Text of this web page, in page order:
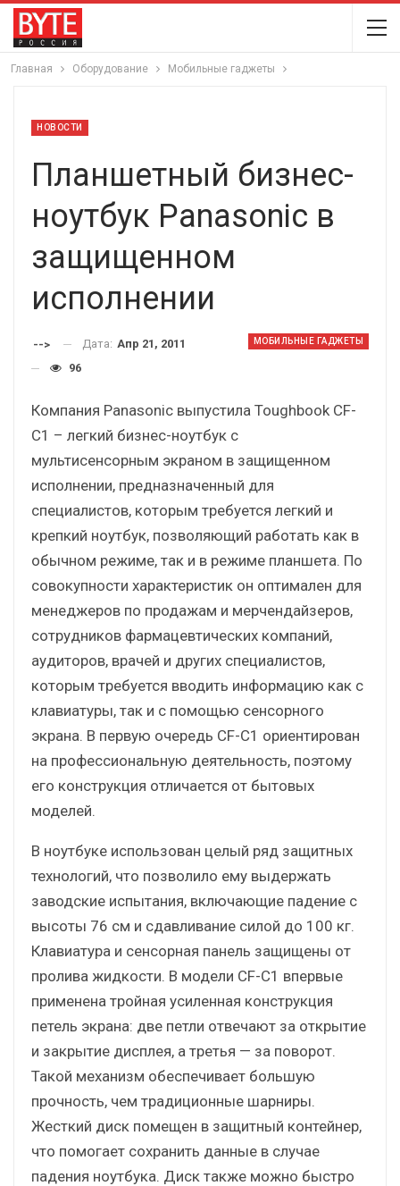
Главная Оборудование Мобильные гаджеты
НОВОСТИ
Планшетный бизнес-
ноутбук Panasonic в
защищенном
исполнении
МОБИЛЬНЫЕ ГАДЖЕТЫ
--> Дата: Апр 21, 2011
96
Компания Panasonic выпустила Toughbook CF-
C1 – легкий бизнес-ноутбук с
мультисенсорным экраном в защищенном
исполнении, предназначенный для
специалистов, которым требуется легкий и
крепкий ноутбук, позволяющий работать как в
обычном режиме, так и в режиме планшета. По
совокупности характеристик он оптимален для
менеджеров по продажам и мерчендайзеров,
сотрудников фармацевтических компаний,
аудиторов, врачей и других специалистов,
которым требуется вводить информацию как с
клавиатуры, так и с помощью сенсорного
экрана. В первую очередь CF-C1 ориентирован
на профессиональную деятельность, поэтому
его конструкция отличается от бытовых
моделей.
В ноутбуке использован целый ряд защитных
технологий, что позволило ему выдержать
заводские испытания, включающие падение с
высоты 76 см и сдавливание силой до 100 кг.
Клавиатура и сенсорная панель защищены от
пролива жидкости. В модели CF-C1 впервые
применена тройная усиленная конструкция
петель экрана: две петли отвечают за открытие
и закрытие дисплея, а третья — за поворот.
Такой механизм обеспечивает большую
прочность, чем традиционные шарниры.
Жесткий диск помещен в защитный контейнер,
что помогает сохранить данные в случае
падения ноутбука. Диск также можно быстро